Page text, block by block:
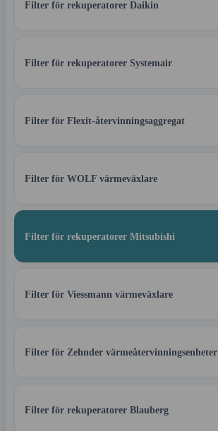
Filter för rekuperatorer Daikin
Filter för rekuperatorer Systemair
Filter för Flexit-återvinningsaggregat
Filter för WOLF värmeväxlare
Filter för rekuperatorer Mitsubishi
Filter för Viessmann värmeväxlare
Filter för Zehnder värmeåtervinningsenheter
Filter för rekuperatorer Blauberg